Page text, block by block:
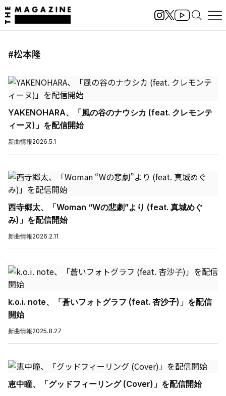
#松本隆
YAKENOHARA、「風の谷のナウシカ (feat. クレモンテ
ィーヌ)」を配信開始
新曲情報2026.5.1
西寺郷太、「Woman “Wの悲劇”より (feat. 真城めぐ
み)」を配信開始
新曲情報2026.2.11
k.o.i. note、「蒼いフォトグラフ (feat. 杏沙子)」を配信
開始
新曲情報2025.8.27
恵中瞳、「グッドフィーリング (Cover)」を配信開始